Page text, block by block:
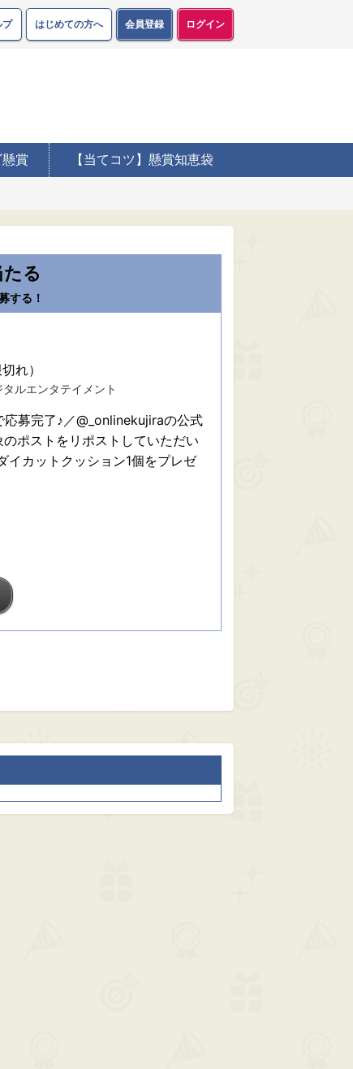
プ はじめての方へ 会員登録 ログイン
賞 【当てコツ】懸賞知恵袋
る
する！
れ）
ルエンタテイメント
募完了♪／@_onlinekujiraの公式
ポストをリポストしていただい
カットクッション1個をプレゼ